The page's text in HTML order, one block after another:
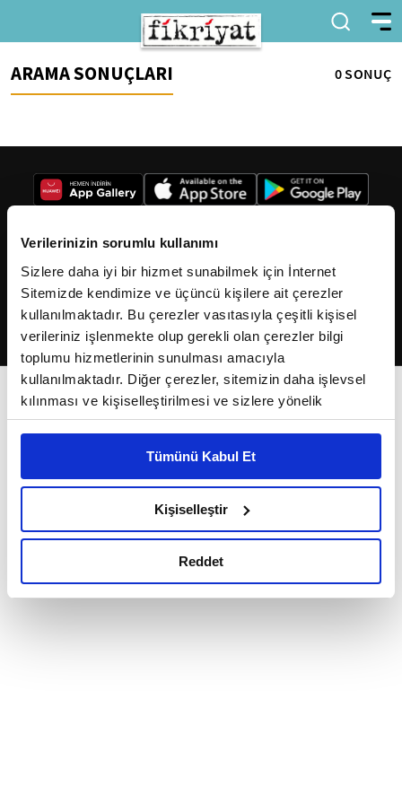
Verilerinizin sorumlu kullanımı
Sizlere daha iyi bir hizmet sunabilmek için İnternet
Sitemizde kendimize ve üçüncü kişilere ait çerezler
kullanılmaktadır. Bu çerezler vasıtasıyla çeşitli kişisel
verileriniz işlenmekte olup gerekli olan çerezler bilgi
toplumu hizmetlerinin sunulması amacıyla
kullanılmaktadır. Diğer çerezler, sitemizin daha işlevsel
kılınması ve kişiselleştirilmesi ve sizlere yönelik
reklam/pazarlama faaliyetlerinin yapılması, amaçlarıyla
Çerezlere ilişkin tercihlerinizi çerez paneli vasıtasıyla
belirleyebilirsiniz. Çerezlere ilişkin detaylı bilgi için
Ayarlar butonuna tıklayabilir,Çerez Bilgilendirme
Metnimizi ziyaret edebilirsiniz.
okumak ve sitemizi ziyaretiniz kapsamında
Tümünü Kabul Et
Kişiselleştir
Reddet
ARAMA SONUÇLARI 0 SONUÇ
2026Fikriyat. Tüm hakları saklıdır.